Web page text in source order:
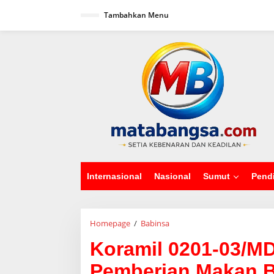
Tambahkan Menu
Internasional Nasional Sumut
Homepage / Babinsa
r
a
m
Koramil 0201-03/